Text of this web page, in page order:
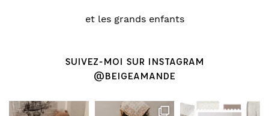
et les grands enfants
SUIVEZ-MOI SUR INSTAGRAM
@BEIGEAMANDE